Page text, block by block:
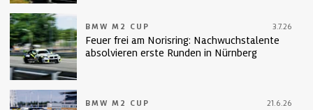
BMW M2 CUP 3.7.26
Feuer frei am Norisring: Nachwuchstalente
absolvieren erste Runden in Nürnberg
BMW M2 CUP 21.6.26